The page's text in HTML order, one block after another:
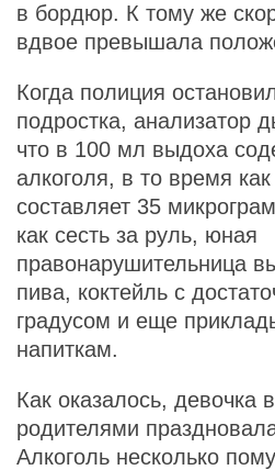
в бордюр. К тому же
вдвое превышала
Когда полиция
подростка, анализатор
что в 100 мл выдоха
алкоголя, в то время
составляет 35
как сесть за руль, юная
правонарушительница
пива, коктейль с
градусом и еще
напиткам.
Как оказалось, девочка
родителями
Алкоголь несколько